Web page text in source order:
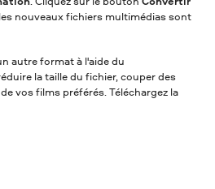
nouveaux fichiers multimédias sont
autre format à l'aide du
la taille du fichier, couper des
vos films préférés. Téléchargez la